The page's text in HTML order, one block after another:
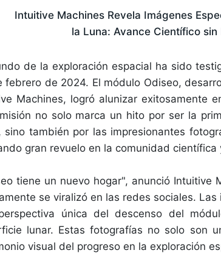
Intuitive Machines Revela Imágenes
la Luna: Avance Científico
de la exploración espacial ha sido
febrero de 2024. El módulo Odiseo,
Machines, logró alunizar exitosamente
no solo marca un hito por ser la
sino también por las impresionantes
gran revuelo en la comunidad
tiene un nuevo hogar", anunció Intuitive
se viralizó en las redes sociales.
única del descenso del
lunar. Estas fotografías no solo son
visual del progreso en la exploración